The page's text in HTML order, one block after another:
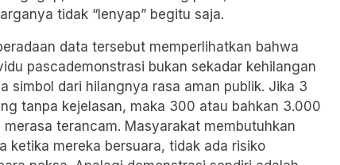
tidak “lenyap” begitu saja.
data tersebut memperlihatkan bahwa
pascademonstrasi bukan sekadar kehilangan
simbol dari hilangnya rasa aman publik. Jika 3
tanpa kejelasan, maka 300 atau bahkan 3.000
merasa terancam. Masyarakat membutuhkan
ketika mereka bersuara, tidak ada risiko